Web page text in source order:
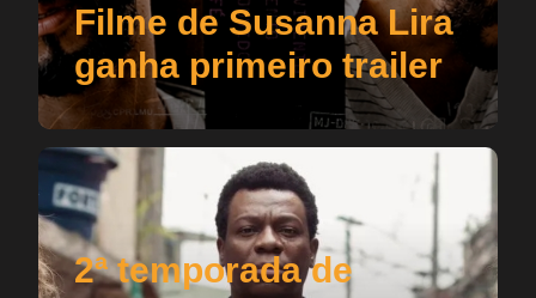
Filme de Susanna Lira
ganha primeiro trailer
2ª temporada de